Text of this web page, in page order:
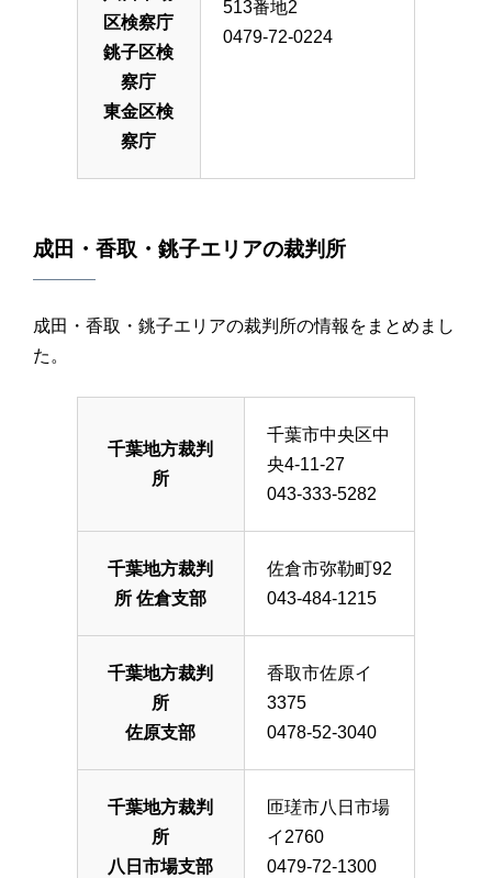
区検察庁
銚子区検
察庁
東金区検
察庁
513番地2
0479-72-0224
成田・香取・銚子エリアの裁判所
成田・香取・銚子エリアの裁判所の情報をまとめまし
た。
千葉地方裁判
所
千葉市中央区中
央4-11-27
043-333-5282
千葉地方裁判
所 佐倉支部
佐倉市弥勒町92
043-484-1215
千葉地方裁判
所
佐原支部
香取市佐原イ
3375
0478-52-3040
千葉地方裁判
所
八日市場支部
匝瑳市八日市場
イ2760
0479-72-1300